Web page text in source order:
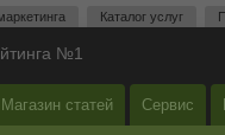
Каталог услуг
№1
Магазин статей Сервис